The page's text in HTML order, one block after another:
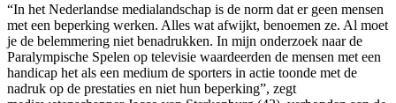
“In het Nederlandse medialandschap is de norm dat er geen mensen
met een beperking werken. Alles wat afwijkt, benoemen ze. Al moet
je de belemmering niet benadrukken. In mijn onderzoek naar de
Paralympische Spelen op televisie waardeerden de mensen met een
handicap het als een medium de sporters in actie toonde met de
nadruk op de prestaties en niet hun beperking”, zegt